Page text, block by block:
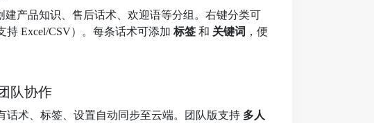
建产品知识、售后话术、欢迎语等分组。右键分类可
持 Excel/CSV）。每条话术可添加 标签 和 关键词 ，便
队协作
话术、标签、设置自动同步至云端。团队版支持 多人